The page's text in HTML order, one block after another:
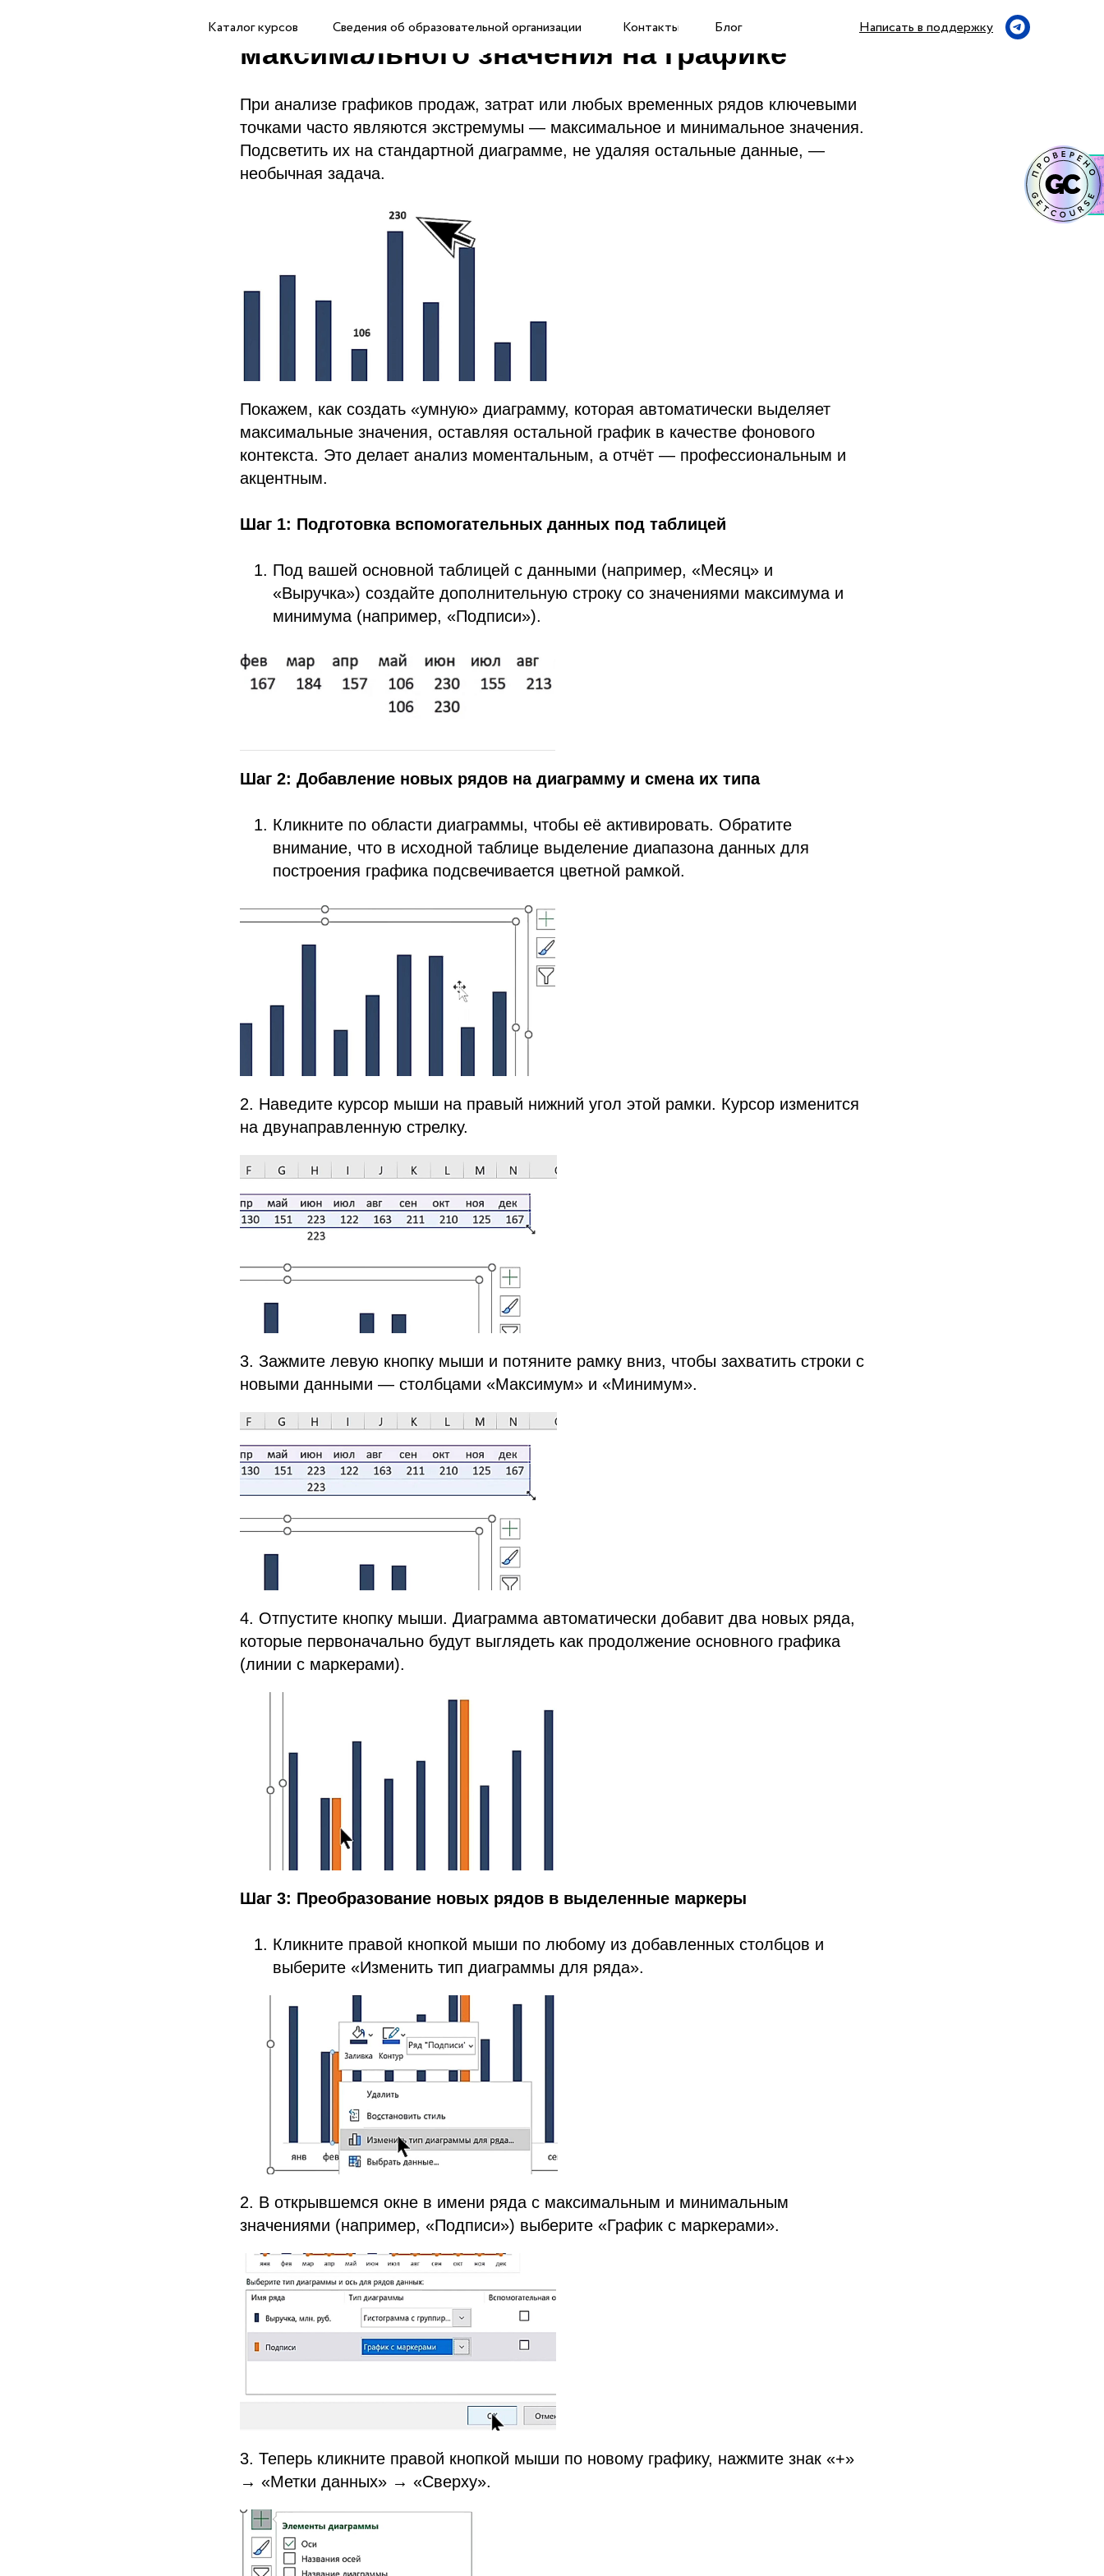
Контакты Блог
Каталог курсов Сведения об образовательной организации Написать в поддержку
Выделение минимального и
максимального значения на графике
При анализе графиков продаж, затрат или любых временных рядов ключевыми
точками часто являются экстремумы — максимальное и минимальное значения.
Подсветить их на стандартной диаграмме, не удаляя остальные данные, —
необычная задача.
Покажем, как создать «умную» диаграмму, которая автоматически выделяет
максимальные значения, оставляя остальной график в качестве фонового
контекста. Это делает анализ моментальным, а отчёт — профессиональным и
акцентным.
Шаг 1: Подготовка вспомогательных данных под таблицей
Под вашей основной таблицей с данными (например, «Месяц» и
«Выручка») создайте дополнительную строку со значениями максимума и
минимума (например, «Подписи»).
Шаг 2: Добавление новых рядов на диаграмму и смена их типа
Кликните по области диаграммы, чтобы её активировать. Обратите
внимание, что в исходной таблице выделение диапазона данных для
построения графика подсвечивается цветной рамкой.
2. Наведите курсор мыши на правый нижний угол этой рамки. Курсор изменится
на двунаправленную стрелку.
3. Зажмите левую кнопку мыши и потяните рамку вниз, чтобы захватить строки с
новыми данными — столбцами «Максимум» и «Минимум».
4. Отпустите кнопку мыши. Диаграмма автоматически добавит два новых ряда,
которые первоначально будут выглядеть как продолжение основного графика
(линии с маркерами).
Шаг 3: Преобразование новых рядов в выделенные маркеры
Кликните правой кнопкой мыши по любому из добавленных столбцов и
выберите «Изменить тип диаграммы для ряда».
2. В открывшемся окне в имени ряда с максимальным и минимальным
значениями (например, «Подписи») выберите «График с маркерами».
3. Теперь кликните правой кнопкой мыши по новому графику, нажмите знак «+»
→ «Метки данных» → «Сверху».